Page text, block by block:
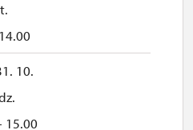
15.00
10.
15.00